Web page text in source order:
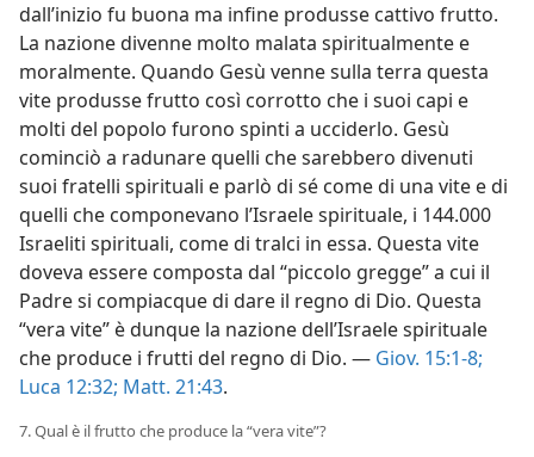
dall’inizio fu buona ma infine produsse cattivo frutto.
La nazione divenne molto malata spiritualmente e
moralmente. Quando Gesù venne sulla terra questa
vite produsse frutto così corrotto che i suoi capi e
molti del popolo furono spinti a ucciderlo. Gesù
cominciò a radunare quelli che sarebbero divenuti
suoi fratelli spirituali e parlò di sé come di una vite e di
quelli che componevano l’Israele spirituale, i 144.000
Israeliti spirituali, come di tralci in essa. Questa vite
doveva essere composta dal “piccolo gregge” a cui il
Padre si compiacque di dare il regno di Dio. Questa
“vera vite” è dunque la nazione dell’Israele spirituale
che produce i frutti del regno di Dio. — Giov. 15:1-8;
Luca 12:32; Matt. 21:43.
7. Qual è il frutto che produce la “vera vite”?